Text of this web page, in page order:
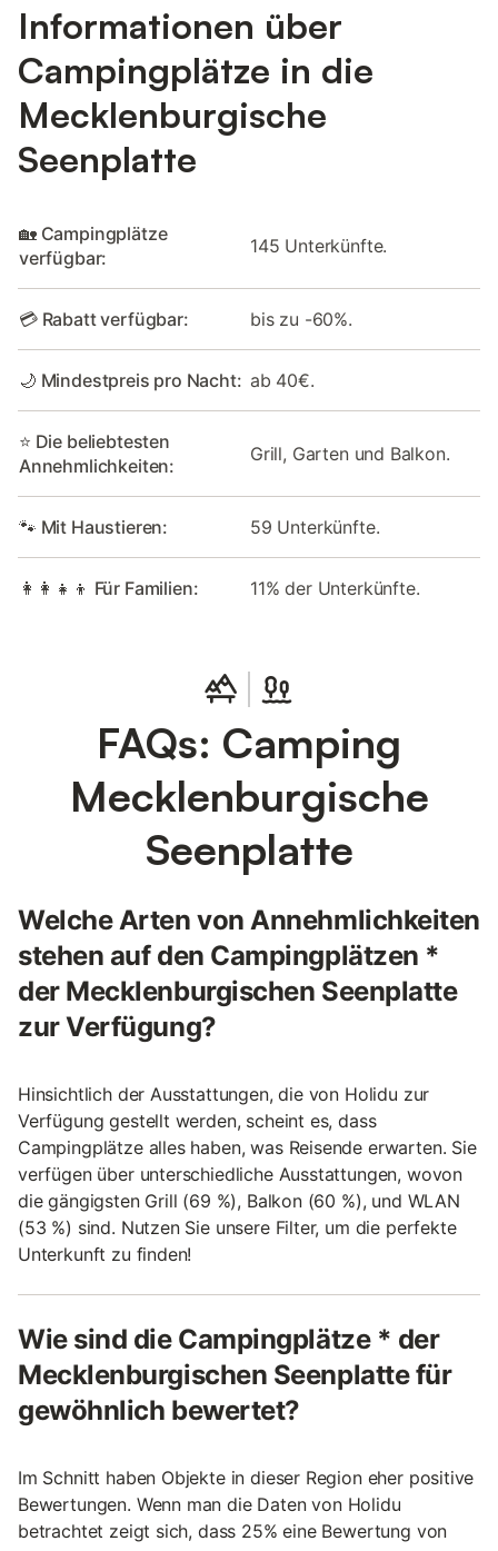
Informationen über
Campingplätze in die
Mecklenburgische
Seenplatte
🏡 Campingplätze
verfügbar:
145 Unterkünfte.
💳 Rabatt verfügbar: bis zu -60%.
🌙 Mindestpreis pro Nacht: ab 40€.
⭐ Die beliebtesten
Annehmlichkeiten:
Grill, Garten und Balkon.
🐾 Mit Haustieren: 59 Unterkünfte.
👩‍👩‍👧‍👦 Für Familien: 11% der Unterkünfte.
FAQs: Camping
Mecklenburgische
Seenplatte
Welche Arten von Annehmlichkeiten
stehen auf den Campingplätzen *
der Mecklenburgischen Seenplatte
zur Verfügung?
Hinsichtlich der Ausstattungen, die von Holidu zur
Verfügung gestellt werden, scheint es, dass
Campingplätze alles haben, was Reisende erwarten. Sie
verfügen über unterschiedliche Ausstattungen, wovon
die gängigsten Grill (69 %), Balkon (60 %), und WLAN
(53 %) sind. Nutzen Sie unsere Filter, um die perfekte
Unterkunft zu finden!
Wie sind die Campingplätze * der
Mecklenburgischen Seenplatte für
gewöhnlich bewertet?
Im Schnitt haben Objekte in dieser Region eher positive
Bewertungen. Wenn man die Daten von Holidu
betrachtet zeigt sich, dass 25% eine Bewertung von